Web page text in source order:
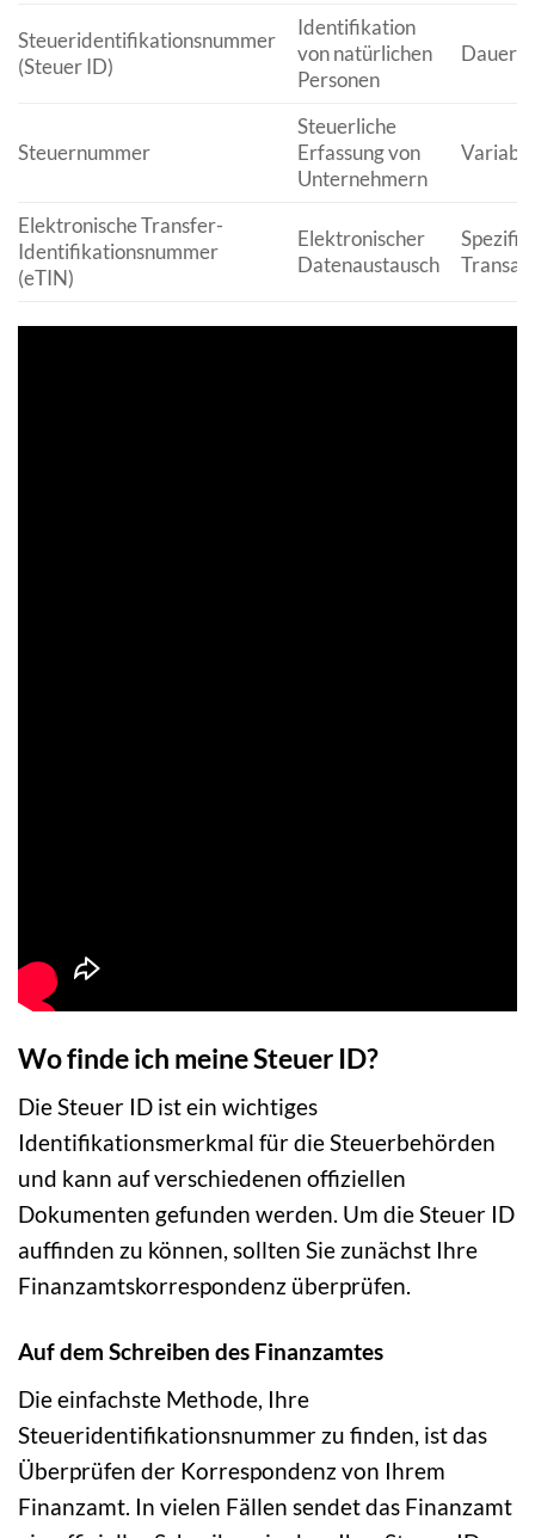
Steueridentifikationsnummer
(Steuer ID)
Identifikation
von natürlichen
Personen
Steuernummer
Steuerliche
Erfassung von
Unternehmern
Elektronische Transfer-
Identifikationsnummer
(eTIN)
Elektronischer
Datenaustausch
Wo finde ich meine Steuer ID?
Die Steuer ID ist ein wichtiges
Identifikationsmerkmal für die Steuerbehörden
und kann auf verschiedenen offiziellen
Dokumenten gefunden werden. Um die Steuer ID
auffinden zu können, sollten Sie zunächst Ihre
Finanzamtskorrespondenz überprüfen.
Auf dem Schreiben des Finanzamtes
Die einfachste Methode, Ihre
Steueridentifikationsnummer zu finden, ist das
Überprüfen der Korrespondenz von Ihrem
Finanzamt. In vielen Fällen sendet das Finanzamt